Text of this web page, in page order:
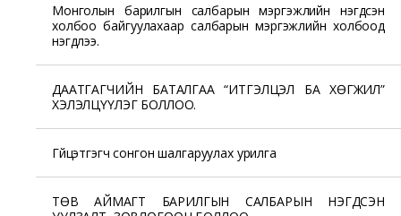
Монголын барилгын салбарын мэргэжлийн нэгдсэн
холбоо байгуулахаар салбарын мэргэжлийн холбоод
нэгдлээ.
ДААТГАГЧИЙН БАТАЛГАА “ИТГЭЛЦЭЛ БА ХӨГЖИЛ”
ХЭЛЭЛЦҮҮЛЭГ БОЛЛОО.
Гүйцэтгэгч сонгон шалгаруулах урилга
ТӨВ АЙМАГТ БАРИЛГЫН САЛБАРЫН НЭГДСЭН